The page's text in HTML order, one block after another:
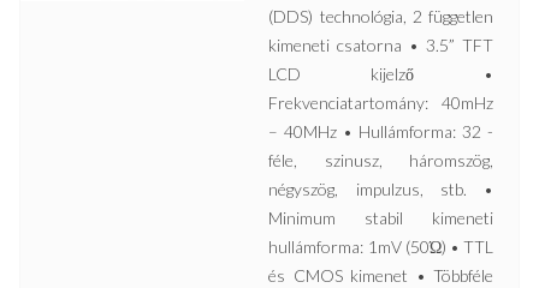
(DDS) technológia, 2 független
kimeneti csatorna • 3.5” TFT
LCD kijelző •
Frekvenciatartomány: 40mHz
– 40MHz • Hullámforma: 32 -
féle, szinusz, háromszög,
négyszög, impulzus, stb. •
Minimum stabil kimeneti
hullámforma: 1mV (50Ώ) • TTL
és CMOS kimenet • Többféle